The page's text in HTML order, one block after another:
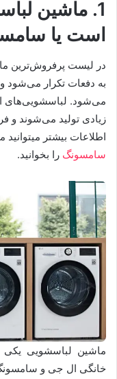
1. ماشین
است یا
در لیست پرفروش‌ترین
به دفعات تکرار می‌شود
می‌شود. لباسشویی‌های
زیادی تولید می‌شوند و
اطلاعات بیشتر میتوانید
سامسونگ را بخوانید.
ماشین لباسشویی یکی
خانگی ال جی و